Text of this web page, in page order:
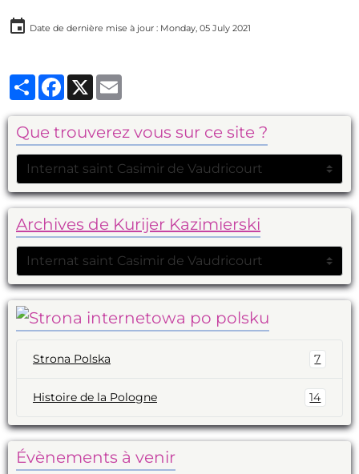
Date de dernière mise à jour : Monday, 05 July 2021
PartagerFacebook
X
Que trouverez vous sur ce site ?
Archives de Kurijer Kazimierski
Strona Polska 7
Histoire de la Pologne 14
Évènements à venir